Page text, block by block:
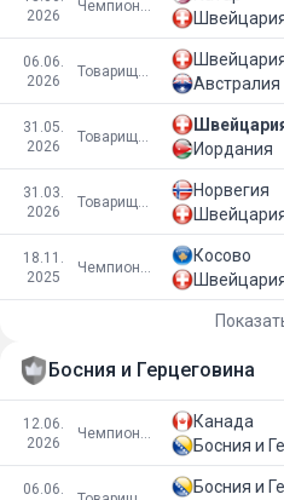
2026
06.06.
2026
Австралия
31.05.
2026
Иордания
31.03.
2026
Норвегия
18.11.
2025
Косово
Босния и Герцеговина
12.06.
2026
Канада
Босния и
06.06.
Босния и